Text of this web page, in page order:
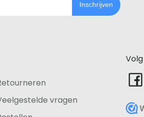
Inschrijven
vragen